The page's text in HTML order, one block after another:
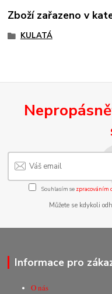
Zboží zařazeno v
KULATÁ
Souhlasím se zpracováním
Můžete se kdykoli
Informace pro
O nás